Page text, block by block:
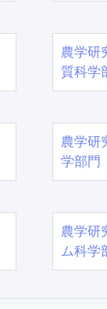
農学
質科学
農学
学部門
農学
ム科学